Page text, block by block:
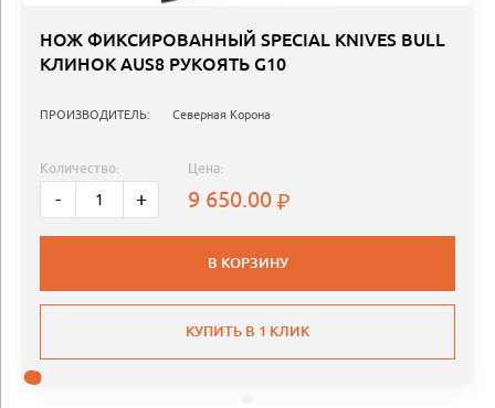
НОЖ ФИКСИРОВАННЫЙ SPECIAL KNIVES BULL
КЛИНОК AUS8 РУКОЯТЬ G10
ПРОИЗВОДИТЕЛЬ: Северная Корона
Количество:
- +
Цена:
9 650.00
В КОРЗИНУ
КУПИТЬ В 1 КЛИК